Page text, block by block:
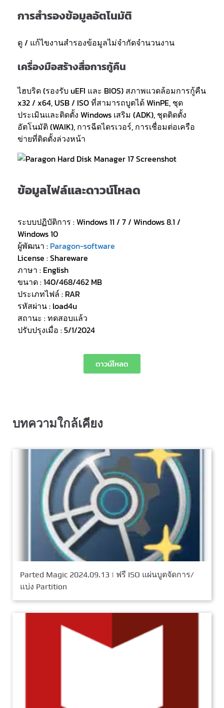
การสำรองข้อมูลอัตโนมัติ
ดู / แก้ไขงานสำรองข้อมูลไม่จำกัดจำนวนงาน
เครื่องมือสร้างสื่อการกู้คืน
ไฮบริด (รองรับ uEFI และ BIOS) สภาพแวดล้อมการกู้คืน
x32 / x64, USB / ISO ที่สามารถบูตได้ WinPE, ชุด
ประเมินและติดตั้ง Windows เสริม (ADK), ชุดติดตั้ง
อัตโนมัติ (WAIK), การฉีดไดรเวอร์, การเชื่อมต่อเครือ
ข่ายที่ติดตั้งล่วงหน้า
ข้อมูลไฟล์และดาวน์โหลด
ระบบปฏิบัติการ : Windows 11 / 7 / Windows 8.1 /
Windows 10
ผู้พัฒนา : Paragon-software
License : Shareware
ภาษา : English
ขนาด : 140/468/462 MB
ประเภทไฟล์ : RAR
รหัสผ่าน : load4u
สถานะ : ทดสอบแล้ว
ปรับปรุงเมื่อ : 5/1/2024
ดาวน์โหลด
บทความใกล้เคียง
Parted Magic 2024.09.13 | ฟรี ISO แผ่นบูตจัดการ/
แบ่ง Partition